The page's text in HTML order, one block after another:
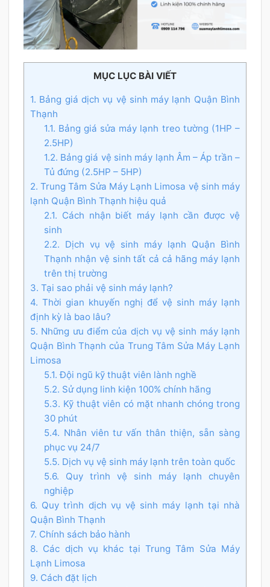
MỤC LỤC BÀI VIẾT
1. Bảng giá dịch vụ vệ sinh máy lạnh Quận Bình
Thạnh
1.1. Bảng giá sửa máy lạnh treo tường (1HP –
2.5HP)
1.2. Bảng giá vệ sinh máy lạnh Âm – Áp trần –
Tủ đứng (2.5HP – 5HP)
2. Trung Tâm Sửa Máy Lạnh Limosa vệ sinh máy
lạnh Quận Bình Thạnh hiệu quả
2.1. Cách nhận biết máy lạnh cần được vệ
sinh
2.2. Dịch vụ vệ sinh máy lạnh Quận Bình
Thạnh nhận vệ sinh tất cả cả hãng máy lạnh
trên thị trường
3. Tại sao phải vệ sinh máy lạnh?
4. Thời gian khuyến nghị để vệ sinh máy lạnh
định kỳ là bao lâu?
5. Những ưu điểm của dịch vụ vệ sinh máy lạnh
Quận Bình Thạnh của Trung Tâm Sửa Máy Lạnh
Limosa
5.1. Đội ngũ kỹ thuật viên lành nghề
5.2. Sử dụng linh kiện 100% chính hãng
5.3. Kỹ thuật viên có mặt nhanh chóng trong
30 phút
5.4. Nhân viên tư vấn thân thiện, sẵn sàng
phục vụ 24/7
5.5. Dịch vụ vệ sinh máy lạnh trên toàn quốc
5.6. Quy trình vệ sinh máy lạnh chuyên
nghiệp
6. Quy trình dịch vụ vệ sinh máy lạnh tại nhà
Quận Bình Thạnh
7. Chính sách bảo hành
8. Các dịch vụ khác tại Trung Tâm Sửa Máy
Lạnh Limosa
9. Cách đặt lịch